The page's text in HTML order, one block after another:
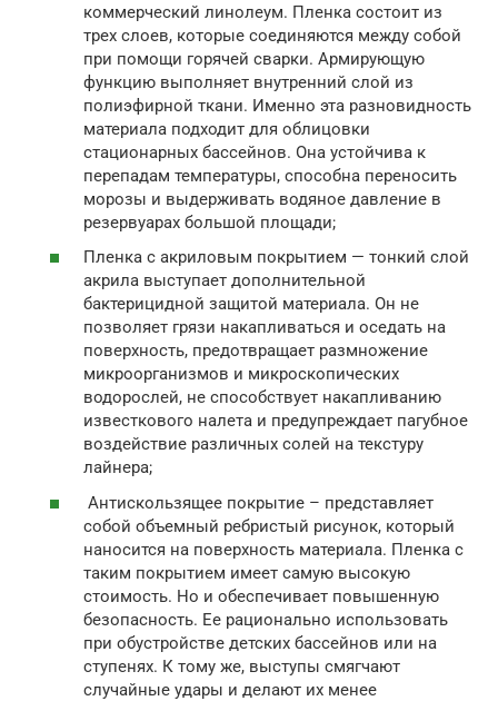
коммерческий линолеум. Пленка состоит из
трех слоев, которые соединяются между собой
при помощи горячей сварки. Армирующую
функцию выполняет внутренний слой из
полиэфирной ткани. Именно эта разновидность
материала подходит для облицовки
стационарных бассейнов. Она устойчива к
перепадам температуры, способна переносить
морозы и выдерживать водяное давление в
резервуарах большой площади;
Пленка с акриловым покрытием — тонкий слой
акрила выступает дополнительной
бактерицидной защитой материала. Он не
позволяет грязи накапливаться и оседать на
поверхность, предотвращает размножение
микроорганизмов и микроскопических
водорослей, не способствует накапливанию
известкового налета и предупреждает пагубное
воздействие различных солей на текстуру
лайнера;
Антискользящее покрытие – представляет
собой объемный ребристый рисунок, который
наносится на поверхность материала. Пленка с
таким покрытием имеет самую высокую
стоимость. Но и обеспечивает повышенную
безопасность. Ее рационально использовать
при обустройстве детских бассейнов или на
ступенях. К тому же, выступы смягчают
случайные удары и делают их менее